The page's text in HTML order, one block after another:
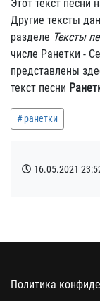
Этот текст песни
Другие тексты
разделе Тексты
числе Ранетки -
представлены
текст песни
ранетки
16.05.2021
Политика